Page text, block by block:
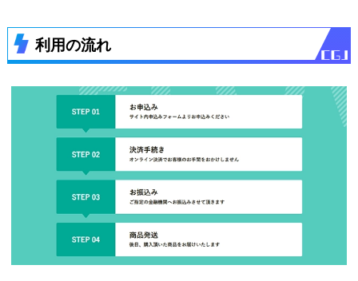
利用の流れ